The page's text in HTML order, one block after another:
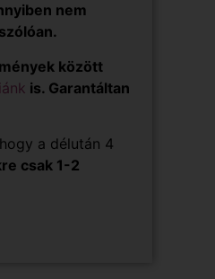
nem
között
is. Garantáltan
a délután 4
csak 1-2